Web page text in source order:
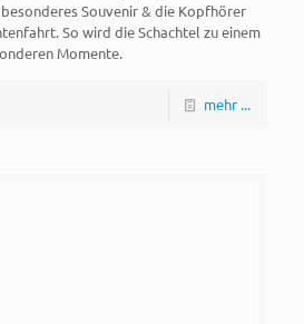
Souvenir & die Kopfhörer
So wird die Schachtel zu einem
Momente.
mehr ...